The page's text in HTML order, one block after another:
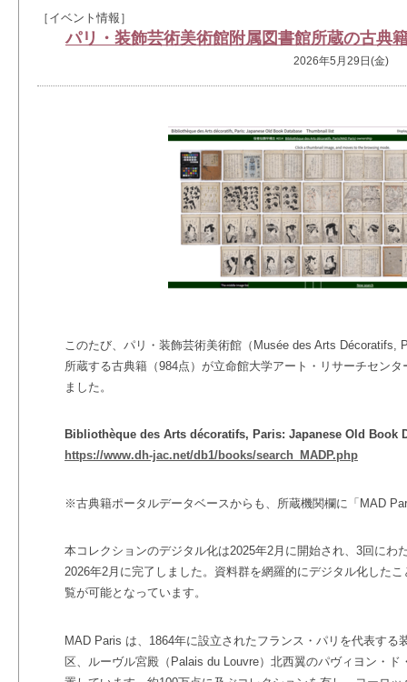
［イベント情報］
パリ・装飾芸術美術館附属図書館所蔵の古典
2026年5月29日(金)
このたび、パリ・装飾芸術美術館（Musée des Arts Décoratifs,
所蔵する古典籍（984点）が立命館大学アート・リサーチセン
ました。
Bibliothèque des Arts décoratifs, Paris: Japanese Old Book
https://www.dh-jac.net/db1/books/search_MADP.php
※古典籍ポータルデータベースからも、所蔵機関欄に「MAD
本コレクションのデジタル化は2025年2月に開始され、3回にわ
2026年2月に完了しました。資料群を網羅的にデジタル化した
覧が可能となっています。
MAD Paris は、1864年に設立されたフランス・パリを代表する
区、ルーヴル宮殿（Palais du Louvre）北西翼のパヴィヨン・